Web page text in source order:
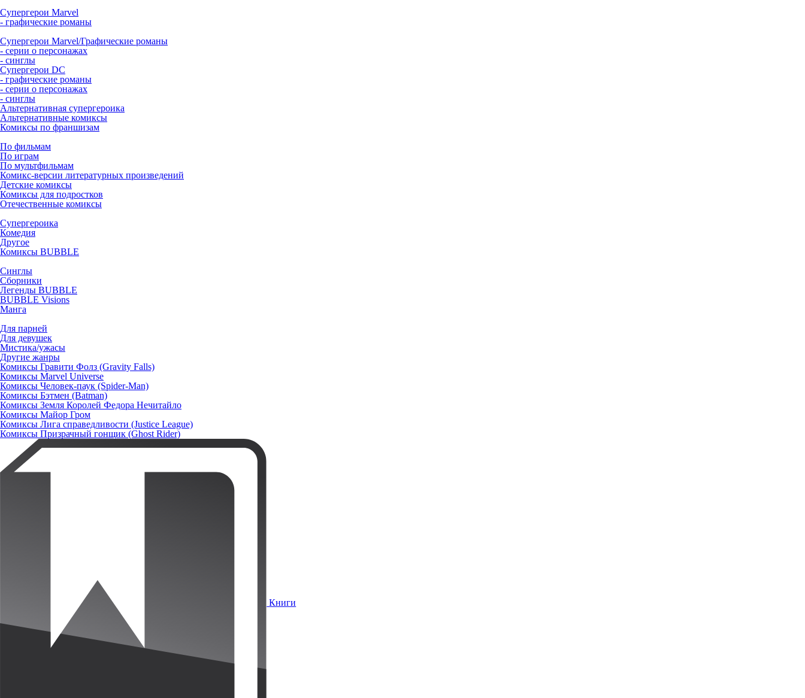
Супергерои Marvel
- графические романы
Супергерои Marvel/Графические романы
- серии о персонажах
- синглы
Супергерои DC
- графические романы
- серии о персонажах
- синглы
Альтернативная супергероика
Альтернативные комиксы
Комиксы по франшизам
По фильмам
По играм
По мультфильмам
Комикс-версии литературных произведений
Детские комиксы
Комиксы для подростков
Отечественные комиксы
Супергероика
Комедия
Другое
Комиксы BUBBLE
Синглы
Сборники
Легенды BUBBLE
BUBBLE Visions
Манга
Для парней
Для девушек
Мистика/ужасы
Другие жанры
Комиксы Гравити Фолз (Gravity Falls)
Комиксы Marvel Universe
Комиксы Человек-паук (Spider-Man)
Комиксы Бэтмен (Batman)
Комиксы Земля Королей Федора Нечитайло
Комиксы Майор Гром
Комиксы Лига справедливости (Justice League)
Комиксы Призрачный гонщик (Ghost Rider)
Книги